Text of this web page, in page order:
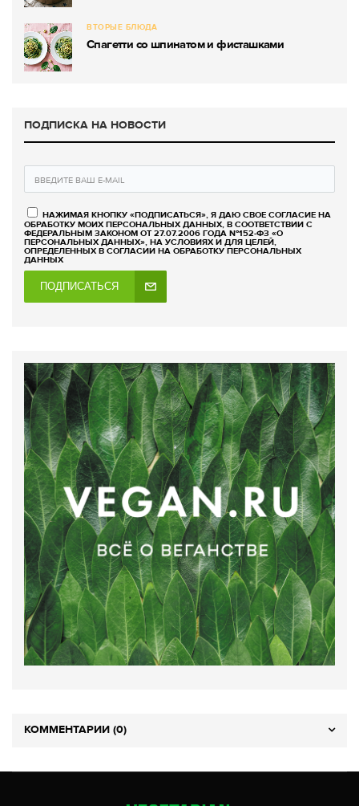
ВТОРЫЕ БЛЮДА
Спагетти со шпинатом и фисташками
ПОДПИСКА НА НОВОСТИ
НАЖИМАЯ КНОПКУ «ПОДПИСАТЬСЯ», Я ДАЮ СВОЕ СОГЛАСИЕ НА
ОБРАБОТКУ МОИХ ПЕРСОНАЛЬНЫХ ДАННЫХ, В СООТВЕТСТВИИ С
ФЕДЕРАЛЬНЫМ ЗАКОНОМ ОТ 27.07.2006 ГОДА №152-ФЗ «О
ПЕРСОНАЛЬНЫХ ДАННЫХ», НА УСЛОВИЯХ И ДЛЯ ЦЕЛЕЙ,
ОПРЕДЕЛЕННЫХ В СОГЛАСИИ НА ОБРАБОТКУ ПЕРСОНАЛЬНЫХ
ДАННЫХ
ПОДПИСАТЬСЯ
КОММЕНТАРИИ (0)